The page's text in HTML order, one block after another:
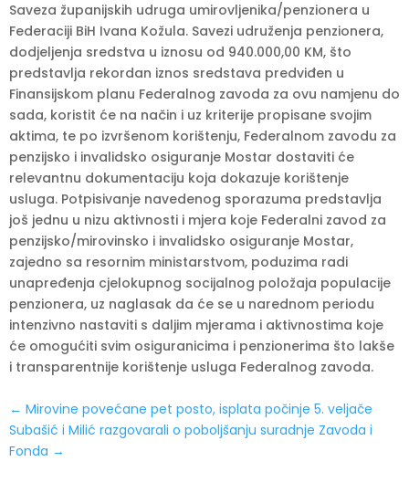
Saveza županijskih udruga umirovljenika/penzionera u
Federaciji BiH Ivana Kožula. Savezi udruženja penzionera,
dodjeljenja sredstva u iznosu od 940.000,00 KM, što
predstavlja rekordan iznos sredstava predviđen u
Finansijskom planu Federalnog zavoda za ovu namjenu do
sada, koristit će na način i uz kriterije propisane svojim
aktima, te po izvršenom korištenju, Federalnom zavodu za
penzijsko i invalidsko osiguranje Mostar dostaviti će
relevantnu dokumentaciju koja dokazuje korištenje
usluga. Potpisivanje navedenog sporazuma predstavlja
još jednu u nizu aktivnosti i mjera koje Federalni zavod za
penzijsko/mirovinsko i invalidsko osiguranje Mostar,
zajedno sa resornim ministarstvom, poduzima radi
unapređenja cjelokupnog socijalnog položaja populacije
penzionera, uz naglasak da će se u narednom periodu
intenzivno nastaviti s daljim mjerama i aktivnostima koje
će omogućiti svim osiguranicima i penzionerima što lakše
i transparentnije korištenje usluga Federalnog zavoda.
← Mirovine povećane pet posto, isplata počinje 5. veljače
Subašić i Milić razgovarali o poboljšanju suradnje Zavoda i
Fonda →